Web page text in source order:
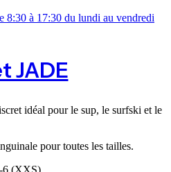
8:30 à 17:30 du lundi au vendredi
JADE
idéal pour le sup, le surfski et le
pour toutes les tailles.